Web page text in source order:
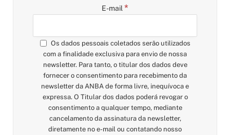
E-mail *
Os dados pessoais coletados serão utilizados
com a finalidade exclusiva para envio de nossa
newsletter. Para tanto, o titular dos dados deve
fornecer o consentimento para recebimento da
newsletter da ANBA de forma livre, inequívoca e
expressa. O Titular dos dados poderá revogar o
consentimento a qualquer tempo, mediante
cancelamento da assinatura da newsletter,
diretamente no e-mail ou contatando nosso